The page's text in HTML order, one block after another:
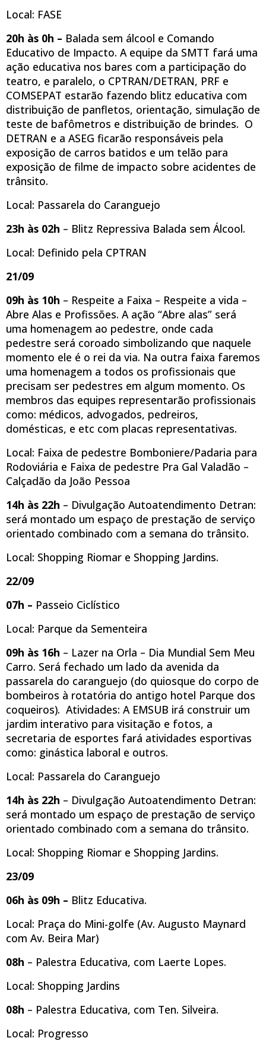
Local: FASE
20h às 0h – Balada sem álcool e Comando
Educativo de Impacto. A equipe da SMTT fará uma
ação educativa nos bares com a participação do
teatro, e paralelo, o CPTRAN/DETRAN, PRF e
COMSEPAT estarão fazendo blitz educativa com
distribuição de panfletos, orientação, simulação de
teste de bafômetros e distribuição de brindes. O
DETRAN e a ASEG ficarão responsáveis pela
exposição de carros batidos e um telão para
exposição de filme de impacto sobre acidentes de
trânsito.
Local: Passarela do Caranguejo
23h às 02h – Blitz Repressiva Balada sem Álcool.
Local: Definido pela CPTRAN
21/09
09h às 10h – Respeite a Faixa – Respeite a vida –
Abre Alas e Profissões. A ação “Abre alas” será
uma homenagem ao pedestre, onde cada
pedestre será coroado simbolizando que naquele
momento ele é o rei da via. Na outra faixa faremos
uma homenagem a todos os profissionais que
precisam ser pedestres em algum momento. Os
membros das equipes representarão profissionais
como: médicos, advogados, pedreiros,
domésticas, e etc com placas representativas.
Local: Faixa de pedestre Bomboniere/Padaria para
Rodoviária e Faixa de pedestre Pra Gal Valadão –
Calçadão da João Pessoa
14h às 22h – Divulgação Autoatendimento Detran:
será montado um espaço de prestação de serviço
orientado combinado com a semana do trânsito.
Local: Shopping Riomar e Shopping Jardins.
22/09
07h – Passeio Ciclístico
Local: Parque da Sementeira
09h às 16h – Lazer na Orla – Dia Mundial Sem Meu
Carro. Será fechado um lado da avenida da
passarela do caranguejo (do quiosque do corpo de
bombeiros à rotatória do antigo hotel Parque dos
coqueiros). Atividades: A EMSUB irá construir um
jardim interativo para visitação e fotos, a
secretaria de esportes fará atividades esportivas
como: ginástica laboral e outros.
Local: Passarela do Caranguejo
14h às 22h – Divulgação Autoatendimento Detran:
será montado um espaço de prestação de serviço
orientado combinado com a semana do trânsito.
Local: Shopping Riomar e Shopping Jardins.
23/09
06h às 09h – Blitz Educativa.
Local: Praça do Mini-golfe (Av. Augusto Maynard
com Av. Beira Mar)
08h – Palestra Educativa, com Laerte Lopes.
Local: Shopping Jardins
08h – Palestra Educativa, com Ten. Silveira.
Local: Progresso